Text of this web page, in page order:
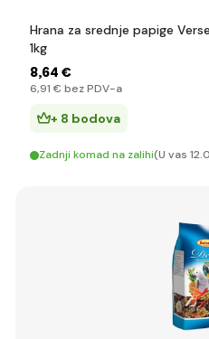
Hrana za srednje papige
1kg
8,64 €
6,91 € bez PDV-a
+ 8 bodova
Zadnji komad na zalihi(U vas